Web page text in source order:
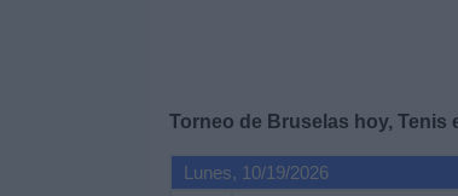
Torneo de Bruselas hoy, Tenis
Lunes, 10/19/2026